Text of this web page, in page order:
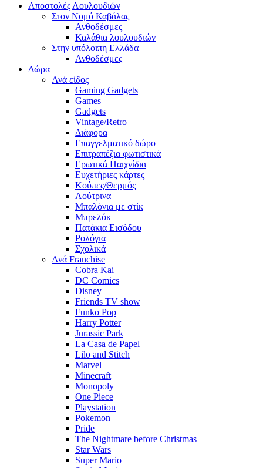
Αποστολές Λουλουδιών
Στον Νομό Καβάλας
Ανθοδέσμες
Καλάθια λουλουδιών
Στην υπόλοιπη Ελλάδα
Ανθοδέσμες
Δώρα
Ανά είδος
Gaming Gadgets
Games
Gadgets
Vintage/Retro
Διάφορα
Επαγγελματικό δώρο
Επιτραπέζια φωτιστικά
Ερωτικά Παιχνίδια
Ευχετήριες κάρτες
Κούπες/Θερμός
Λούτρινα
Μπαλόνια με στίκ
Μπρελόκ
Πατάκια Εισόδου
Ρολόγια
Σχολικά
Ανά Franchise
Cobra Kai
DC Comics
Disney
Friends TV show
Funko Pop
Harry Potter
Jurassic Park
La Casa de Papel
Lilo and Stitch
Marvel
Minecraft
Monopoly
One Piece
Playstation
Pokemon
Pride
The Nightmare before Christmas
Star Wars
Super Mario